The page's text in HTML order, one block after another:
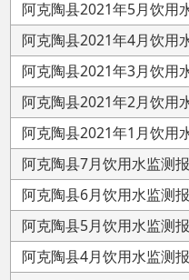
阿克陶县3月饮用水监测报告
阿克陶县1月饮用水监测报告
阿克陶县12月饮用水监测报告
阿克陶县11月饮用水监测报告
阿克陶县9月饮用水监测报告
阿克陶县8月饮用水监测报告
阿克陶县7月饮用水监测报告
阿克陶县6月饮用水监测报告
阿克陶县5月饮用水监测报告
阿克陶县4月饮用水监测报告